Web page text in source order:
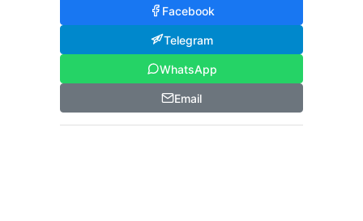
Facebook
Telegram
WhatsApp
Email